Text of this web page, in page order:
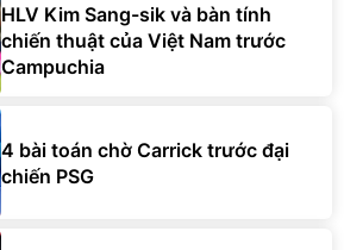
HLV Kim Sang-sik và bàn tính
chiến thuật của Việt Nam trước
Campuchia
4 bài toán chờ Carrick trước đại
chiến PSG